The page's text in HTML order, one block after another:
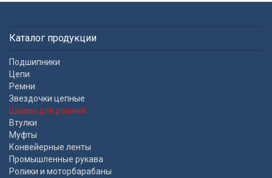
Каталог продукции
Подшипники
Цепи
Ремни
Звездочки цепные
Шкивы для ремней
Втулки
Муфты
Конвейерные ленты
Промышленные рукава
Ролики и моторбарабаны